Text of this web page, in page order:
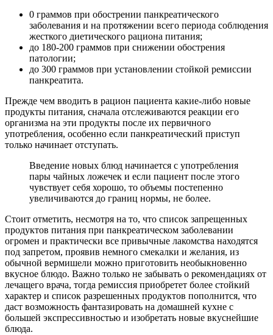
0 граммов при обострении панкреатического
заболевания и на протяжении всего периода соблюдения
жесткого диетического рациона питания;
до 180-200 граммов при снижении обострения
патологии;
до 300 граммов при установлении стойкой ремиссии
панкреатита.
Прежде чем вводить в рацион пациента какие-либо новые
продукты питания, сначала отслеживаются реакции его
организма на эти продукты после их первичного
употребления, особенно если панкреатический приступ
только начинает отступать.
Введение новых блюд начинается с употребления
пары чайных ложечек и если пациент после этого
чувствует себя хорошо, то объемы постепенно
увеличиваются до границ нормы, не более.
Стоит отметить, несмотря на то, что список запрещенных
продуктов питания при панкреатическом заболевании
огромен и практически все привычные лакомства находятся
под запретом, проявив немного смекалки и желания, из
обычной вермишели можно приготовить необыкновенно
вкусное блюдо. Важно только не забывать о рекомендациях от
лечащего врача, тогда ремиссия приобретет более стойкий
характер и список разрешенных продуктов пополнится, что
даст возможность фантазировать на домашней кухне с
большей экспрессивностью и изобретать новые вкуснейшие
блюда.